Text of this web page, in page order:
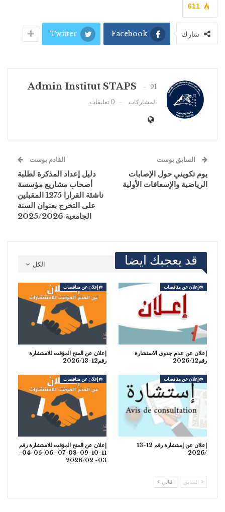
611
شارك Facebook
Twitter
Admin Institut STAPS
91
المشاركات
0 تعليقات
السابق بوست
يوم تكويني حول الإصابات
الرياضية والإسعافات الأولية
القادم بوست
دليل إعداد المذكرة لطلبة
أصحاب مشاريع مؤسسة
ناشئة القرارا 1275 المقبلين
على التخرج بعنوان السنة
الجامعية 2025/2026
الكل قد يعجبك ايضا
@إعلان عن مناقصات
إعلان عن عدم جدوى الاستشارة
رقم2026/12
@إعلان عن مناقصات
إعلان عن المنح المؤقت للاستشارة
رقم12-2026/13
@إعلان عن مناقصات
إعلان عن إستشارة رقم 12-13
/2026
@إعلان عن مناقصات
إعلان عن المنح المؤقت للاستشارة رقم
11-10-09-08-07–06-05-04-
03- 2026/02
السابق التالي